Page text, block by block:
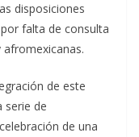
disposiciones
falta de consulta
de este
serie de
de una